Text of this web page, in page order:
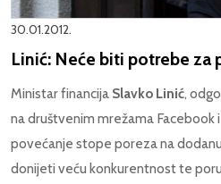
30.01.2012.
Linić: Neće biti potrebe za
Ministar financija Slavko Linić,
na društvenim mrežama Facebook
povećanje stope poreza na
donijeti veću konkurentnost te